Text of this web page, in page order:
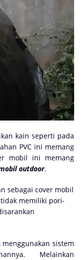
kain seperti pada
PVC ini memang
mobil ini memang
outdoor.
sebagai cover mobil
memiliki pori-
sistem
Melainkan